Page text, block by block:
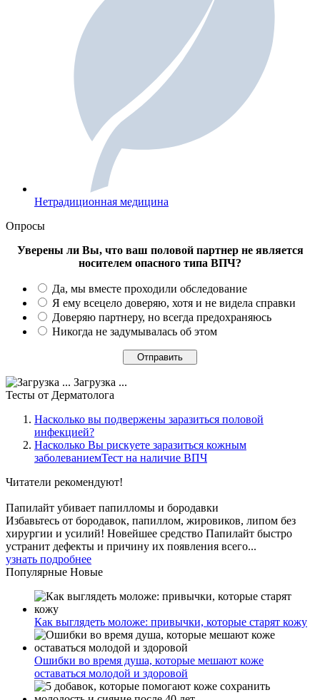
Нетрадиционная медицина
Опросы
Уверены ли Вы, что ваш половой партнер не является
носителем опасного типа ВПЧ?
Да, мы вместе проходили обследование
Я ему всецело доверяю, хотя и не видела справки
Доверяю партнеру, но всегда предохраняюсь
Никогда не задумывалась об этом
Загрузка ...
Тесты от Дерматолога
Насколько вы подвержены заразиться половой
инфекцией?
Насколько Вы рискуете заразиться кожным
заболеваниемТест на наличие ВПЧ
Читатели рекомендуют!
Папилайт убивает папилломы и бородавки
Избавьтесь от бородавок, папиллом, жировиков, липом без
хирургии и усилий! Новейшее средство Папилайт быстро
устранит дефекты и причину их появления всего...
узнать подробнее
Популярные Новые
Как выглядеть моложе: привычки, которые старят кожу
Ошибки во время душа, которые мешают коже
оставаться молодой и здоровой